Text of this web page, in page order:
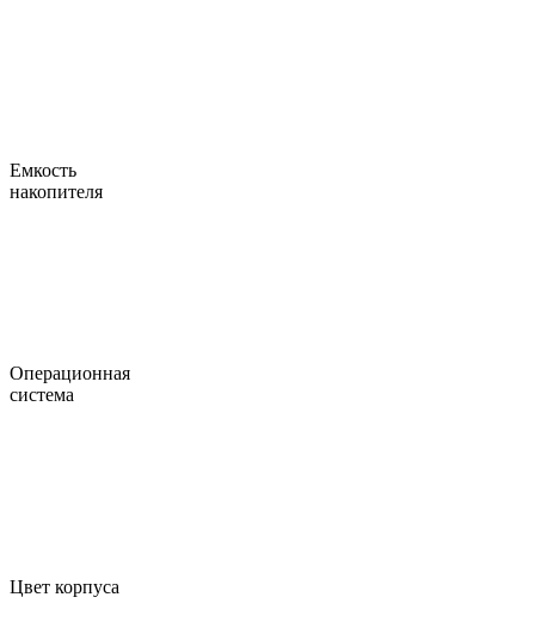
Емкость
накопителя
Операционная
система
Цвет корпуса